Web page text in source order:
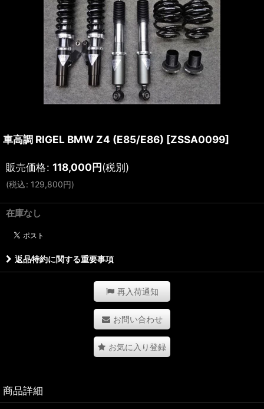
車高調 RIGEL BMW Z4 (E85/E86) [ZSSA0099]
販売価格: 118,000円(税別)
(税込: 129,800円)
在庫なし
返品特約に関する重要事項
再入荷通知
お問い合わせ
お気に入り登録
商品詳細